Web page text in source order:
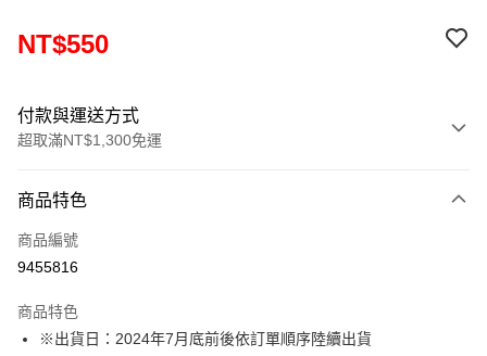
NT$550
付款與運送方式
超取滿NT$1,300免運
信用卡一次付款
超商取貨付款
Apple Pay
商品特色
商品編號
9455816
商品特色
※出貨日：2024年7月底前後依訂單順序陸續出貨